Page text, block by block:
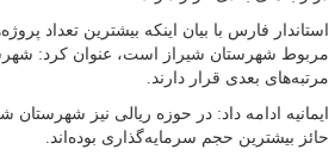
استاندار فارس با بیان اینکه بیشترین تعداد
مربوط شهرستان شیراز است، عنوان کرد:
مرتبه‌های بعدی قرار دارند.
ایمانیه ادامه داد: در حوزه ریالی نیز شهرستان
حائز بیشترین حجم سرمایه‌گذاری بوده‌اند.